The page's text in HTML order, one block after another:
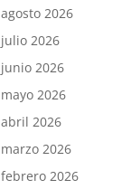
agosto 2026
julio 2026
junio 2026
mayo 2026
abril 2026
marzo 2026
febrero 2026